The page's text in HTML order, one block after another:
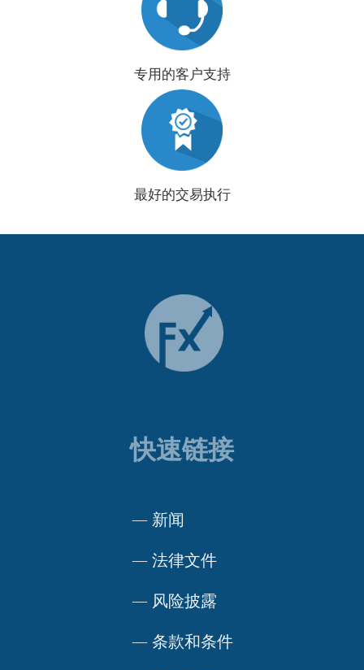
专用的客户支持
最好的交易执行
快速链接
— 新闻
—法律文件
— 风险披露
—条款和条件